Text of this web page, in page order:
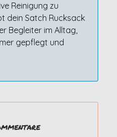
Reinigung zu
dein Satch Rucksack
Begleiter im Alltag,
gepflegt und